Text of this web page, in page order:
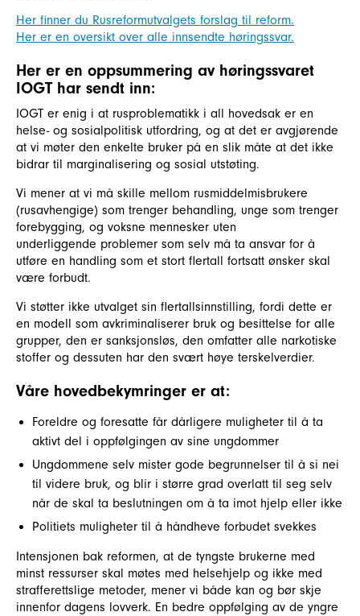
Her finner du Rusreformutvalgets forslag til reform.
Her er en oversikt over alle innsendte høringssvar.
Her er en oppsummering av høringssvaret
IOGT har sendt inn:
IOGT er enig i at rusproblematikk i all hovedsak er en
helse- og sosialpolitisk utfordring, og at det er avgjørende
at vi møter den enkelte bruker på en slik måte at det ikke
bidrar til marginalisering og sosial utstøting.
Vi mener at vi må skille mellom rusmiddelmisbrukere
(rusavhengige) som trenger behandling, unge som trenger
forebygging, og voksne mennesker uten
underliggende problemer som selv må ta ansvar for å
utføre en handling som et stort flertall fortsatt ønsker skal
være forbudt.
Vi støtter ikke utvalget sin flertallsinnstilling, fordi dette er
en modell som avkriminaliserer bruk og besittelse for alle
grupper, den er sanksjonsløs, den omfatter alle narkotiske
stoffer og dessuten har den svært høye terskelverdier.
Våre hovedbekymringer er at:
Foreldre og foresatte får dårligere muligheter til å ta
aktivt del i oppfølgingen av sine ungdommer
Ungdommene selv mister gode begrunnelser til å si nei
til videre bruk, og blir i større grad overlatt til seg selv
når de skal ta beslutningen om å ta imot hjelp eller ikke
Politiets muligheter til å håndheve forbudet svekkes
Intensjonen bak reformen, at de tyngste brukerne med
minst ressurser skal møtes med helsehjelp og ikke med
strafferettslige metoder, mener vi både kan og bør skje
innenfor dagens lovverk. En bedre oppfølging av de yngre